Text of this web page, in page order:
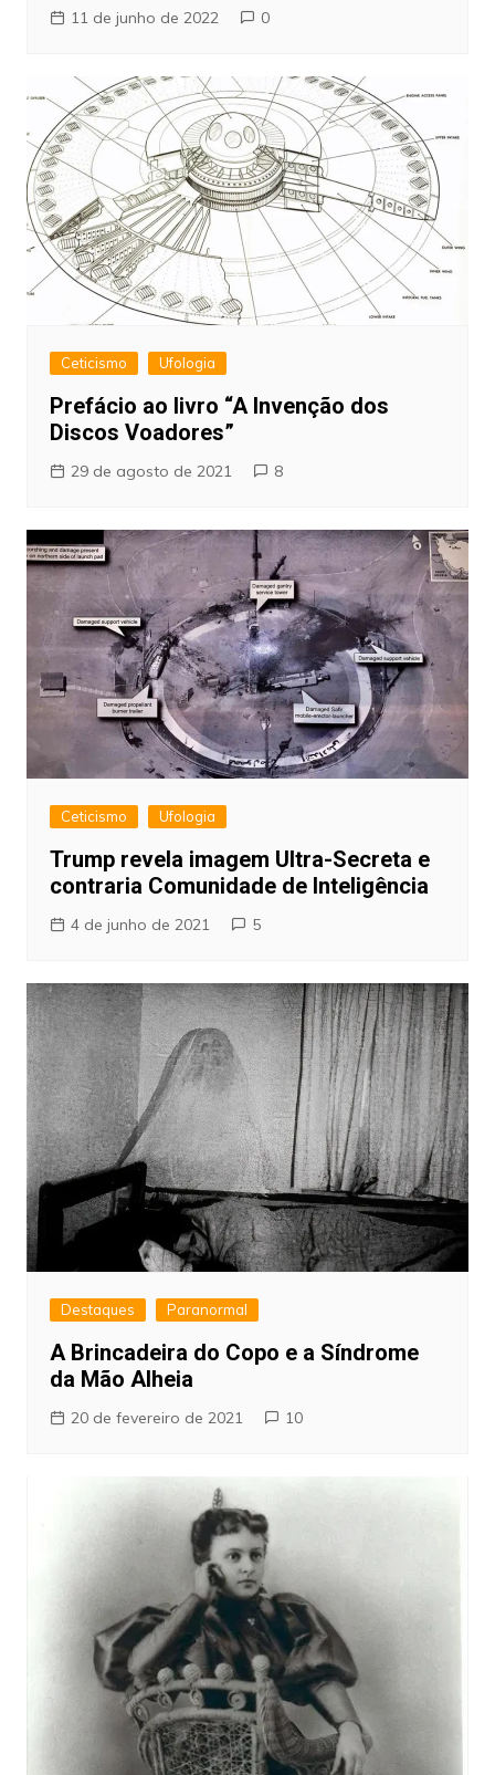
11 de junho de 2022 0
Ceticismo Ufologia
Prefácio ao livro “A Invenção dos
Discos Voadores”
29 de agosto de 2021 8
Ceticismo Ufologia
Trump revela imagem Ultra-Secreta e
contraria Comunidade de Inteligência
4 de junho de 2021 5
Destaques Paranormal
A Brincadeira do Copo e a Síndrome
da Mão Alheia
20 de fevereiro de 2021 10